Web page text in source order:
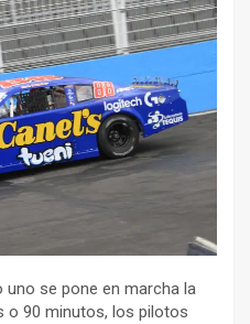
uno se pone en marcha la
o 90 minutos, los pilotos